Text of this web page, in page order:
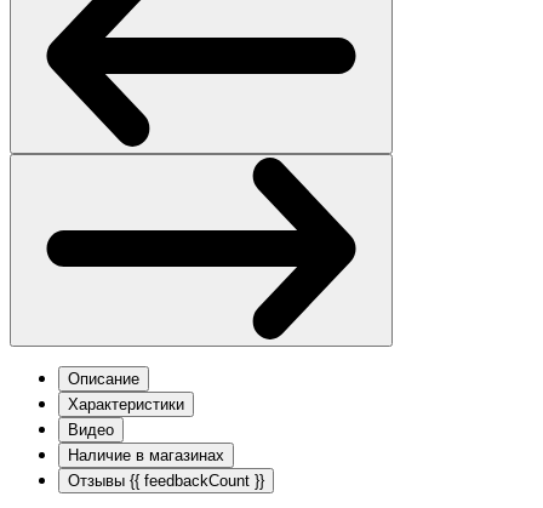
Описание
Характеристики
Видео
Наличие в магазинах
Отзывы {{ feedbackCount }}